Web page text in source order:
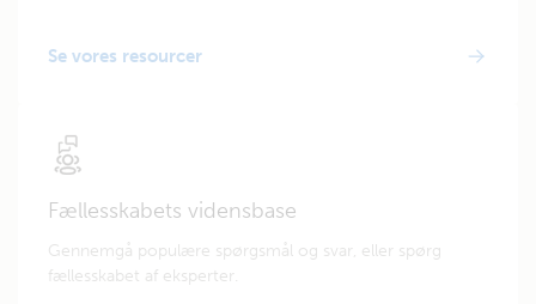
Se vores resourcer
Fællesskabets vidensbase
Gennemgå populære spørgsmål og svar, eller spørg
fællesskabet af eksperter.